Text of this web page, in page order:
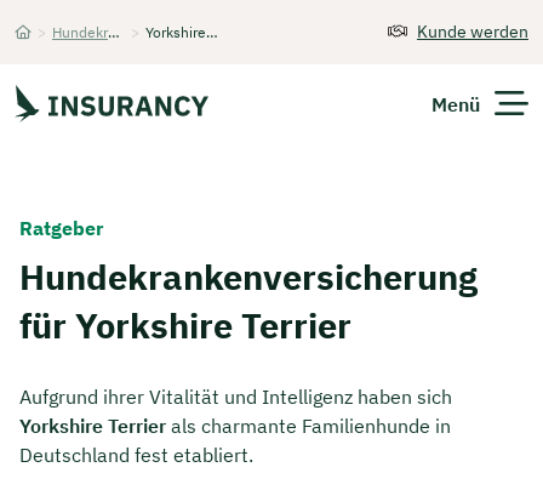
> Hundekrankenversicherung > Yorkshire Terrier Kunde werden
Menü
Finanzen
Über Uns
Ratgeber
Hundekrankenversicherung
für Yorkshire Terrier
Aufgrund ihrer Vitalität und Intelligenz haben sich
Yorkshire Terrier als charmante Familienhunde in
Deutschland fest etabliert.